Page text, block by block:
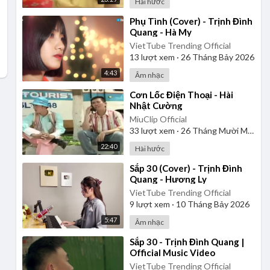
4:43
⁣Phụ Tình (Cover) - Trịnh Đình
Quang - Hà My
VietTube Trending Official
13 lượt xem · 26 Tháng Bảy 2026
Âm nhạc
22:40
⁣Cơn Lốc Điện Thoại - Hài
Nhật Cường
MiuClip Official
33 lượt xem · 26 Tháng Mười Một 2025
Hài hước
5:47
⁣Sắp 30 (Cover) - Trịnh Đình
Quang - Hương Ly
VietTube Trending Official
9 lượt xem · 10 Tháng Bảy 2026
Âm nhạc
⁣Sắp 30 - Trịnh Đình Quang |
Official Music Video
VietTube Trending Official